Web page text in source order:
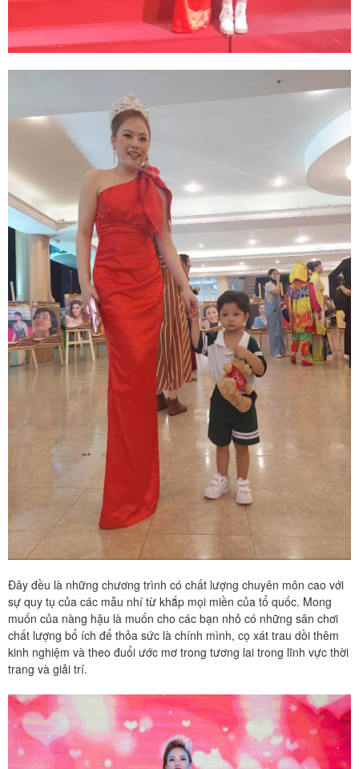
Đây đều là những chương trình có chất lượng chuyên môn cao với
sự quy tụ của các mẫu nhí từ khắp mọi miền của tổ quốc. Mong
muốn của nàng hậu là muốn cho các bạn nhỏ có những sân chơi
chất lượng bổ ích để thỏa sức là chính mình, cọ xát trau dồi thêm
kinh nghiệm và theo đuổi ước mơ trong tương lai trong lĩnh vực thời
trang và giải trí.